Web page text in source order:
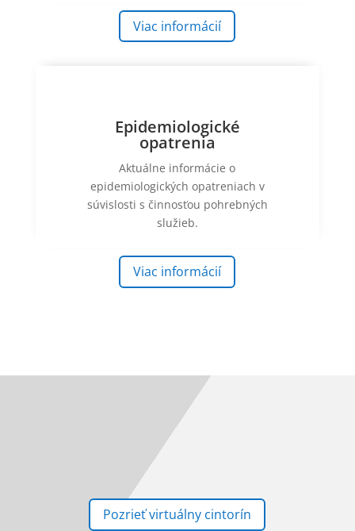
Viac informácií
Epidemiologické
opatrenia
Aktuálne informácie o
epidemiologických opatreniach v
súvislosti s činnosťou pohrebných
služieb.
Viac informácií
Pozrieť virtuálny cintorín